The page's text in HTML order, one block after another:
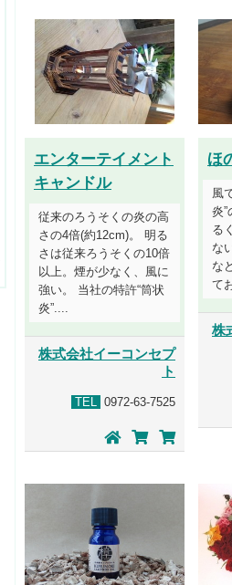
エンターテイメント
キャンドル
従来のろうそくの炎の高
さの4倍(約12cm)。 明る
さは従来ろうそくの10倍
以上。煙が少なく、風に
強い。 当社の特許“筒状
炎”....
株式会社イーコンセプ
ト
TEL 0972-63-7525
ほ
風
炎
る
な
な
て
株